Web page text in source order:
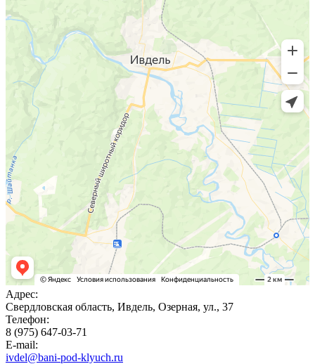
Адрес:
Свердловская область, Ивдель, Озерная, ул., 37
Телефон:
8 (975) 647-03-71
E-mail:
ivdel@bani-pod-klyuch.ru